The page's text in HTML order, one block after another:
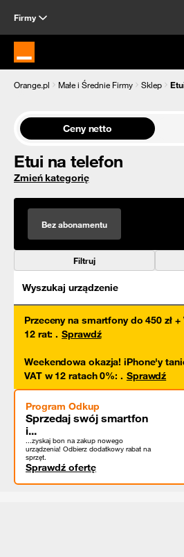
Firmy
Strona główna Orange.pl
Orange.pl Małe i Średnie Firmy Sklep
Ceny netto
Etui na telefon
Zmień kategorię
Bez abonamentu
Filtruj
Wyszukaj urządzenie
Przeceny na smartfony do 450 zł
12 rat: . Sprawdź
Weekendowa okazja! iPhone'y
VAT w 12 ratach 0%: . Sprawdź
Program Odkup
Sprzedaj swój smartfon
i...
...zyskaj bon na zakup nowego
urządzenia! Odbierz dodatkowy rabat na
sprzęt.
Sprawdź ofertę